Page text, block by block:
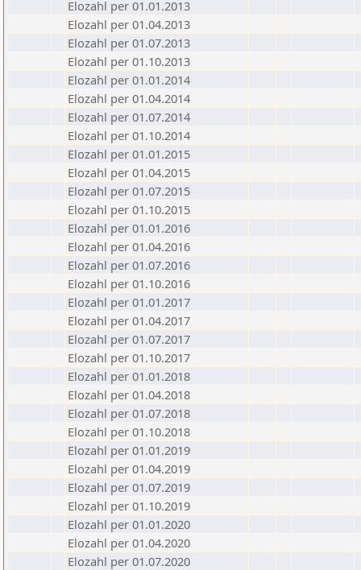
Elozahl per 01.01.2013
Elozahl per 01.04.2013
Elozahl per 01.07.2013
Elozahl per 01.10.2013
Elozahl per 01.01.2014
Elozahl per 01.04.2014
Elozahl per 01.07.2014
Elozahl per 01.10.2014
Elozahl per 01.01.2015
Elozahl per 01.04.2015
Elozahl per 01.07.2015
Elozahl per 01.10.2015
Elozahl per 01.01.2016
Elozahl per 01.04.2016
Elozahl per 01.07.2016
Elozahl per 01.10.2016
Elozahl per 01.01.2017
Elozahl per 01.04.2017
Elozahl per 01.07.2017
Elozahl per 01.10.2017
Elozahl per 01.01.2018
Elozahl per 01.04.2018
Elozahl per 01.07.2018
Elozahl per 01.10.2018
Elozahl per 01.01.2019
Elozahl per 01.04.2019
Elozahl per 01.07.2019
Elozahl per 01.10.2019
Elozahl per 01.01.2020
Elozahl per 01.04.2020
Elozahl per 01.07.2020